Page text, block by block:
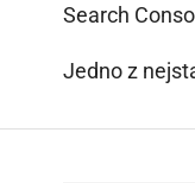
Search
Jedno z